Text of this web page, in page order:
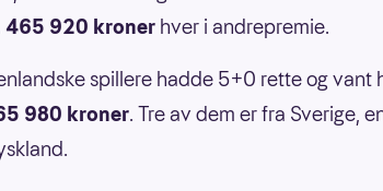
465 920 kroner hver i andrepremie.
spillere hadde 5+0 rette og vant
980 kroner. Tre av dem er fra Sverige,